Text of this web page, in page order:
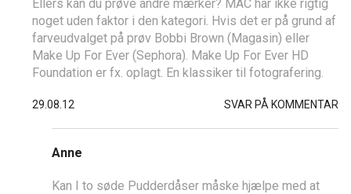
Ellers kan du prøve andre mærker? MAC har ikke rigtig
noget uden faktor i den kategori. Hvis det er på grund af
farveudvalget på prøv Bobbi Brown (Magasin) eller
Make Up For Ever (Sephora). Make Up For Ever HD
Foundation er fx. oplagt. En klassiker til fotografering.
29.08.12 SVAR PÅ KOMMENTAR
Anne
Kan I to søde Pudderdåser måske hjælpe med at